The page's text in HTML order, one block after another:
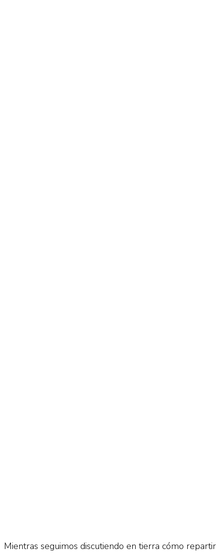
Mientras seguimos discutiendo en tierra cómo repartir